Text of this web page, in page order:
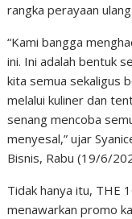
rangka perayaan
“Kami bangga
ini. Ini adalah bentuk
kita semua sekaligus
melalui kuliner dan
senang mencoba
menyesal,” ujar
Bisnis, Rabu (19/6/
Tidak hanya itu, THE
menawarkan promo